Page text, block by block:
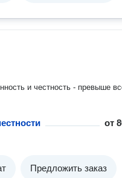
и честность - превыше
от
Предложить заказ